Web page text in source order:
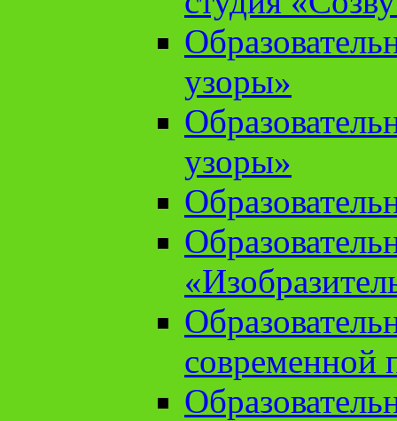
узоры»
узоры»
современной